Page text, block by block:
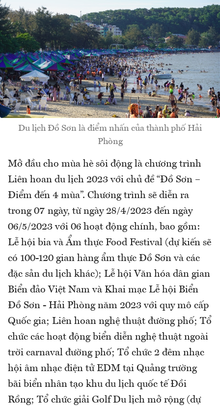
Du lịch Đồ Sơn là điểm nhấn của thành phố Hải
Phòng
Mở đầu cho mùa hè sôi động là chương trình
Liên hoan du lịch 2023 với chủ đề “Đồ Sơn –
Điểm đến 4 mùa”. Chương trình sẽ diễn ra
trong 07 ngày, từ ngày 28/4/2023 đến ngày
06/5/2023 với 06 hoạt động chính, bao gồm:
Lễ hội bia và Ẩm thực Food Festival (dự kiến sẽ
có 100-120 gian hàng ẩm thực Đồ Sơn và các
đặc sản du lịch khác); Lễ hội Văn hóa dân gian
Biển đảo Việt Nam và Khai mạc Lễ hội Biển
Đồ Sơn - Hải Phòng năm 2023 với quy mô cấp
Quốc gia; Liên hoan nghệ thuật đường phố; Tổ
chức các hoạt động biển diễn nghệ thuật ngoài
trời carnaval đường phố; Tổ chức 2 đêm nhạc
hội âm nhạc điện tử EDM tại Quảng trường
bãi biển nhân tạo khu du lịch quốc tế Đồi
Rồng; Tổ chức giải Golf Du lịch mở rộng (dự